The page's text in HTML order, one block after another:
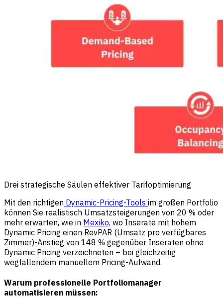
Drei strategische Säulen effektiver Tarifoptimierung
Mit den richtigen Dynamic-Pricing-Tools im großen Portfolio
können Sie realistisch Umsatzsteigerungen von 20 % oder
mehr erwarten, wie in Mexiko, wo Inserate mit hohem
Dynamic Pricing einen RevPAR (Umsatz pro verfügbares
Zimmer)-Anstieg von 148 % gegenüber Inseraten ohne
Dynamic Pricing verzeichneten – bei gleichzeitig
wegfallendem manuellem Pricing-Aufwand.
Warum professionelle Portfoliomanager
automatisieren müssen: